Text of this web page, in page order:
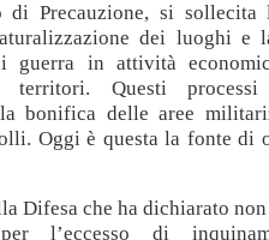
Precauzione, si sollecita
dei luoghi e
guerra in attività
territori. Questi
bonifica delle aree
Oggi è questa la fonte di
Difesa che ha dichiarato
l’eccesso di